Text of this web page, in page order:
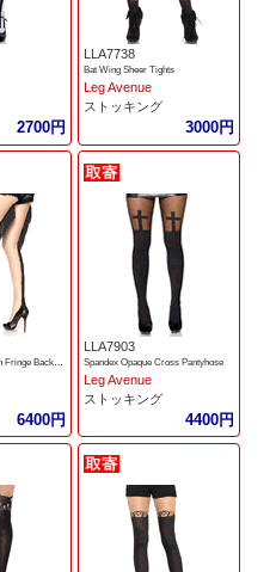
2700円
LLA7738
Bat Wing Sheer Tights
Leg Avenue
ストッキング
3000円
6400円
LLA7903
Spandex Opaque Cross Pantyhose
Leg Avenue
ストッキング
4400円